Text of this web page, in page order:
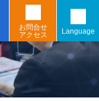
お問合せ
アクセス
Language